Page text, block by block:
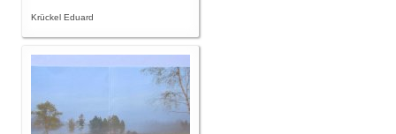
Krückel Eduard